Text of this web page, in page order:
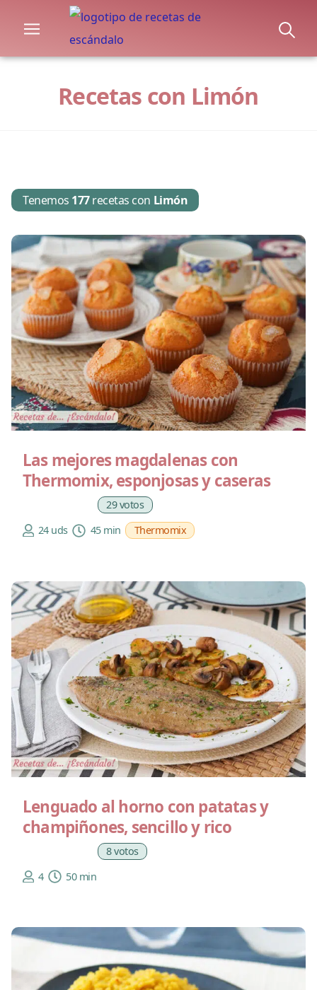
Recetas con Limón
Tenemos 177recetas con Limón
Las mejores magdalenas con
Thermomix, esponjosas y caseras
29 votos
24 uds
45 min Thermomix
Lenguado al horno con patatas y
champiñones, sencillo y rico
8 votos
4
50 min